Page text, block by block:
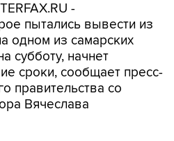
-
пытались вывести из
одном из самарских
субботу, начнет
сроки, сообщает пресс-
правительства со
Вячеслава